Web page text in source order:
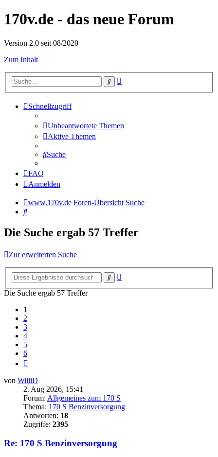
170v.de - das neue Forum
Version 2.0 seit 08/2020
Zum Inhalt
Suche
Schnellzugriff
Unbeantwortete Themen
Aktive Themen
Suche
FAQ
Anmelden
www.170v.de Foren-Übersicht Suche
Suche
Die Suche ergab 57 Treffer
Zur erweiterten Suche
Suche
Die Suche ergab 57 Treffer
1
2
3
4
5
6
von WilliD
2. Aug 2026, 15:41
Forum: Allgemeines zum 170 S
Thema: 170 S Benzinversorgung
Antworten: 18
Zugriffe: 2395
Re: 170 S Benzinversorgung